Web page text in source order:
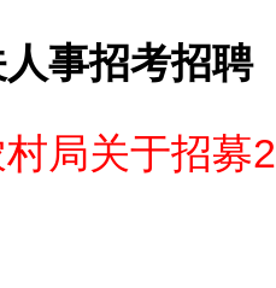
事招考招聘
局关于招募